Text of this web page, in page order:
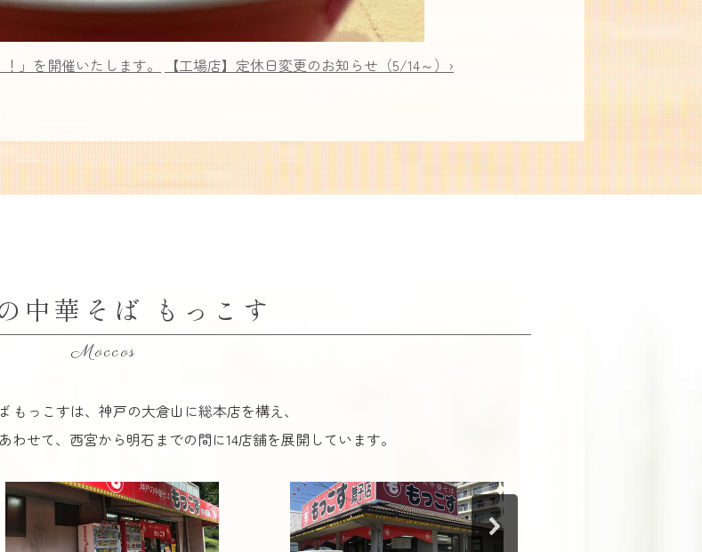
」を開催いたします。 【工場店】定休日変更のお知らせ（5/14～）›
中華そば もっこす
Moccos
もっこすは、神戸の大倉山に総本店を構え、
わせて、西宮から明石までの間に14店舗を展開しています。